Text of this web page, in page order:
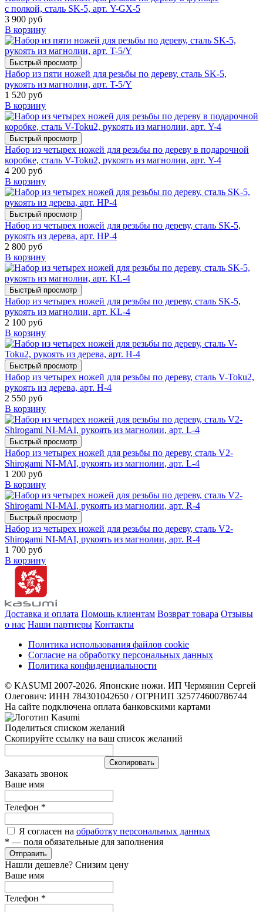
с полкой, сталь SK-5, арт. Y-GX-5
3 900 руб
В корзину
Быстрый просмотр
Набор из пяти ножей для резьбы по дереву, сталь SK-5,
рукоять из магнолии, арт. T-5/Y
1 520 руб
В корзину
Быстрый просмотр
Набор из четырех ножей для резьбы по дереву в подарочной
коробке, сталь V-Toku2, рукоять из магнолии, арт. Y-4
4 200 руб
В корзину
Быстрый просмотр
Набор из четырех ножей для резьбы по дереву, сталь SK-5,
рукоять из дерева, арт. HP-4
2 800 руб
В корзину
Быстрый просмотр
Набор из четырех ножей для резьбы по дереву, сталь SK-5,
рукоять из магнолии, арт. KL-4
2 100 руб
В корзину
Быстрый просмотр
Набор из четырех ножей для резьбы по дереву, сталь V-Toku2,
рукоять из дерева, арт. H-4
2 550 руб
В корзину
Быстрый просмотр
Набор из четырех ножей для резьбы по дереву, сталь V2-
Shirogami NI-MAI, рукоять из магнолии, арт. L-4
1 200 руб
В корзину
Быстрый просмотр
Набор из четырех ножей для резьбы по дереву, сталь V2-
Shirogami NI-MAI, рукоять из магнолии, арт. R-4
1 700 руб
В корзину
Доставка и оплата Помощь клиентам Возврат товара Отзывы
о нас Наши партнеры Контакты
Политика использования файлов cookie
Согласие на обработку персональных данных
Политика конфиденциальности
© KASUMI 2007-2026. Японские ножи. ИП Чермянин Сергей
Олегович: ИНН 784301042650 / ОГРНИП 325774600786744
На сайте подключена оплата банковскими картами
Поделиться списком желаний
Скопируйте ссылку на ваш список желаний
Cкопировать
Заказать звонок
Ваше имя
Телефон *
Я согласен на обработку персональных данных
* — поля обязательные для заполнения
Отправить
Нашли дешевле? Снизим цену
Ваше имя
Телефон *